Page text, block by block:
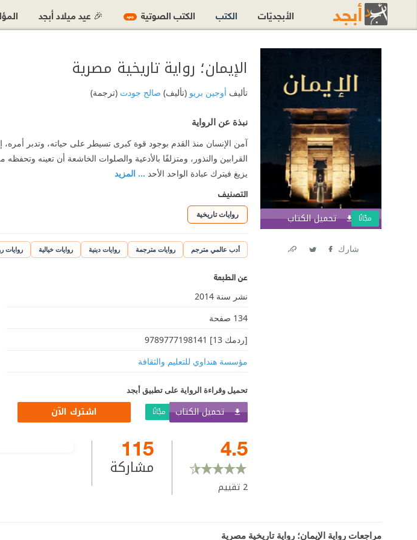
تحميل الكتاب مجّانًا اشترك الآن
شارك
الإيمان؛ رواية تاريخية مصرية
تأليف أوجين بريو(تأليف) صالح جودت(ترجمة)
نبذة عن الرواية
آمن الإنسان منذ القدم بوجود قوة كبرى تسيطر على حياته، وتدبر أمره،
القرابين والنذور، ومتزلفًا بالأدعية والصلوات الخاشعة أن تعينه
يزيغ فيترك عبادة الواحد الأحد ... المزيد
التصنيف
روايات تاريخية
أدب عالمي مترجم روايات مترجمة روايات دينية روايات خيالية روايات
عن الطبعة
نشر سنة 2014
134 صفحة
[ردمك 13] 9789777198141
مؤسسة هنداوي للتعليم والثقافة
تحميل وقراءة الرواية على تطبيق أبجد
تحميل الكتاب مجّانًا اشترك الآن
4.5
2 تقييم
115
مشاركة
مراجعات رواية الإيمان؛ رواية تاريخية مصرية
الأبجديّات الكتب الكتب الصوتية جديد 🎉 عيد ميلاد أبجد